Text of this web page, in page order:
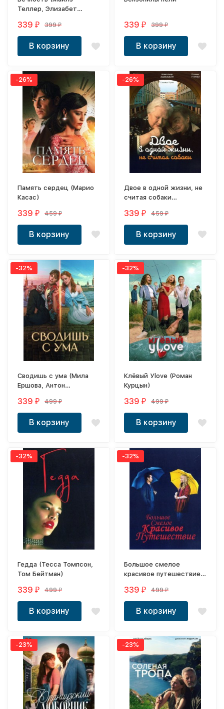
Теллер, Элизабет
339₽ 399₽
В корзину
339₽ 399₽
В корзину
-26%
Память сердец (Марио
Касас)
339₽ 459₽
В корзину
-26%
Двое в одной жизни, не
считая собаки
Александр Адабашьян)
339₽ 459₽
В корзину
-32%
Сводишь с ума (Мила
Ершова, Антон
339₽ 499₽
В корзину
-32%
Клёвый Уlove (Роман
Курцын)
339₽ 499₽
В корзину
-32%
Гедда (Тесса Томпсон,
Том Бейтман)
339₽ 499₽
В корзину
-32%
Большое смелое
красивое путешествие
Робби)
339₽ 499₽
В корзину
-23% -23%